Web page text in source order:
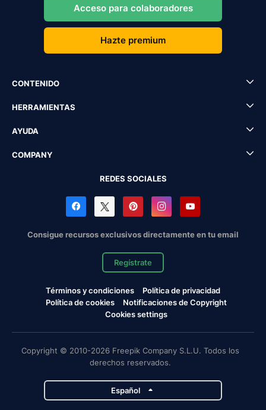
Acceso para colaboradores
Hazte premium
CONTENIDO
HERRAMIENTAS
AYUDA
COMPANY
REDES SOCIALES
Consigue recursos exclusivos directamente en tu email
Regístrate
Términos y condiciones
Política de privacidad
Política de cookies
Notificaciones de Copyright
Cookies settings
Copyright © 2010-2026 Freepik Company S.L.U. Todos los
derechos reservados.
Español